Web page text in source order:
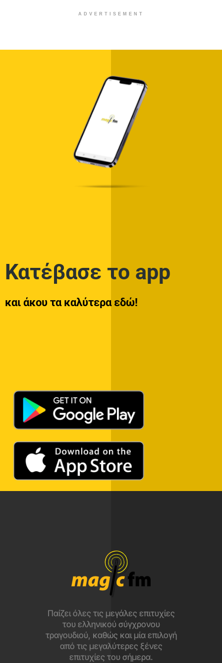
ADVERTISEMENT
Κατέβασε το app
και άκου τα καλύτερα εδώ!
Παίζει όλες τις μεγάλες επιτυχίες
του ελληνικού σύγχρονου
τραγουδιού, καθώς και μία επιλογή
από τις μεγαλύτερες ξένες
επιτυχίες του σήμερα.